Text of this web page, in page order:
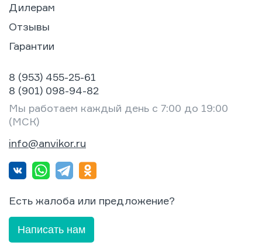
Дилерам
Отзывы
Гарантии
8 (953) 455-25-61
8 (901) 098-94-82
Мы работаем каждый день с 7:00 до 19:00
(МСК)
info@anvikor.ru
Есть жалоба или предложение?
Написать нам